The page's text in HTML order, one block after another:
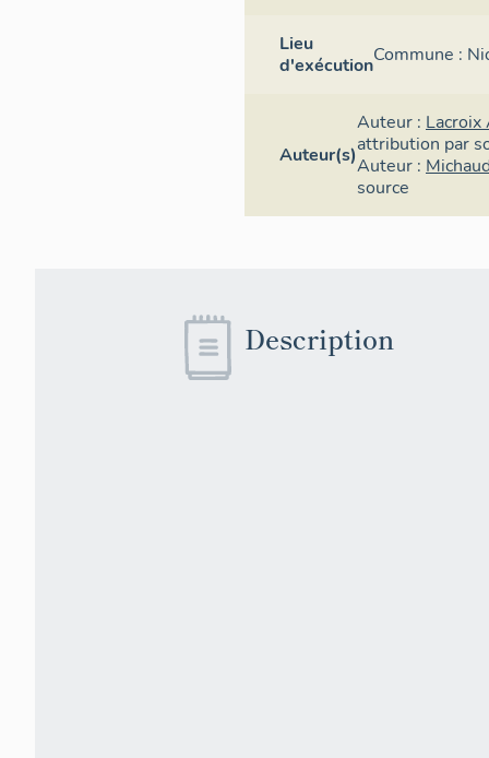
Lieu
d'exécutionCommune :
Auteur(s)
Auteur : Lacroix
attribution par
Auteur :
source
Description